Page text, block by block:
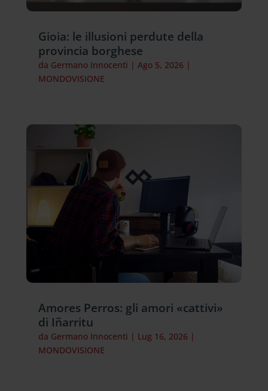
Gioia: le illusioni perdute della
provincia borghese
da Germano Innocenti | Ago 5, 2026 |
MONDOVISIONE
Amores Perros: gli amori «cattivi»
di Iñarritu
da Germano Innocenti | Lug 16, 2026 |
MONDOVISIONE